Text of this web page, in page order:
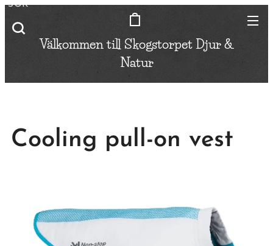
Välkommen till Skogstorpet Djur &
Natur
SÖK
Cooling pull-on vest